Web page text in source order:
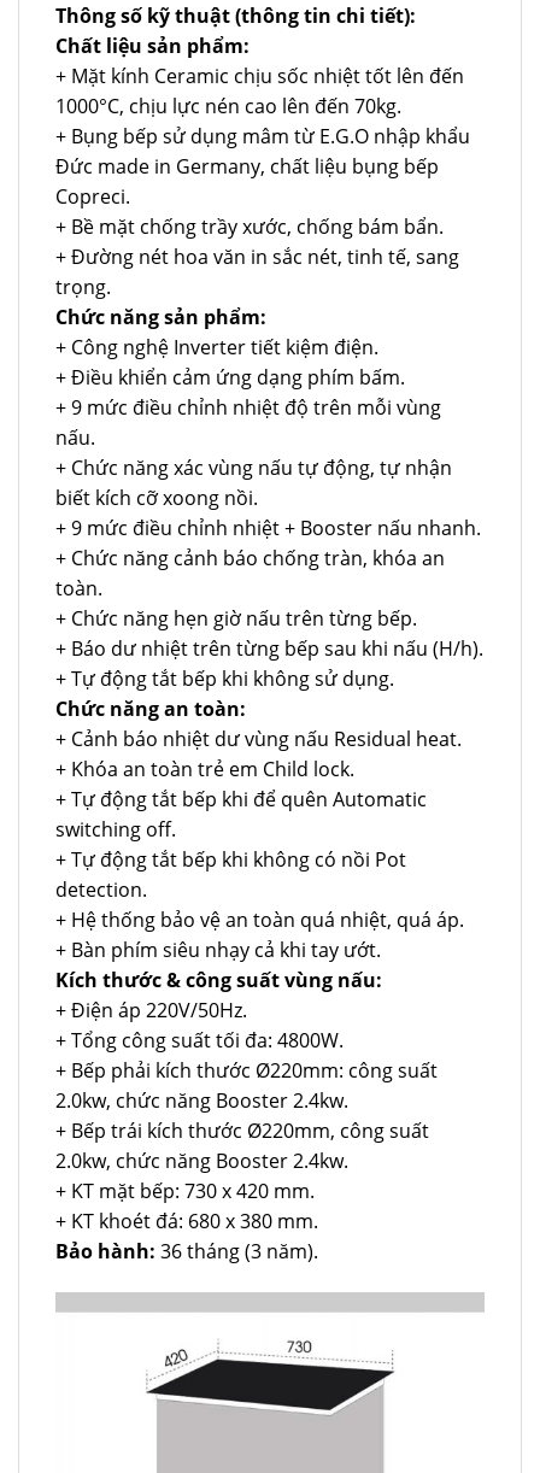
Thông số kỹ thuật (thông tin chi tiết):
Chất liệu sản phẩm:
+ Mặt kính Ceramic chịu sốc nhiệt tốt lên đến
1000°C, chịu lực nén cao lên đến 70kg.
+ Bụng bếp sử dụng mâm từ E.G.O nhập khẩu
Đức made in Germany, chất liệu bụng bếp
Copreci.
+ Bề mặt chống trầy xước, chống bám bẩn.
+ Đường nét hoa văn in sắc nét, tinh tế, sang
trọng.
Chức năng sản phẩm:
+ Công nghệ Inverter tiết kiệm điện.
+ Điều khiển cảm ứng dạng phím bấm.
+ 9 mức điều chỉnh nhiệt độ trên mỗi vùng
nấu.
+ Chức năng xác vùng nấu tự động, tự nhận
biết kích cỡ xoong nồi.
+ 9 mức điều chỉnh nhiệt + Booster nấu nhanh.
+ Chức năng cảnh báo chống tràn, khóa an
toàn.
+ Chức năng hẹn giờ nấu trên từng bếp.
+ Báo dư nhiệt trên từng bếp sau khi nấu (H/h).
+ Tự động tắt bếp khi không sử dụng.
Chức năng an toàn:
+ Cảnh báo nhiệt dư vùng nấu Residual heat.
+ Khóa an toàn trẻ em Child lock.
+ Tự động tắt bếp khi để quên Automatic
switching off.
+ Tự động tắt bếp khi không có nồi Pot
detection.
+ Hệ thống bảo vệ an toàn quá nhiệt, quá áp.
+ Bàn phím siêu nhạy cả khi tay ướt.
Kích thước & công suất vùng nấu:
+ Điện áp 220V/50Hz.
+ Tổng công suất tối đa: 4800W.
+ Bếp phải kích thước Ø220mm: công suất
2.0kw, chức năng Booster 2.4kw.
+ Bếp trái kích thước Ø220mm, công suất
2.0kw, chức năng Booster 2.4kw.
+ KT mặt bếp: 730 x 420 mm.
+ KT khoét đá: 680 x 380 mm.
Bảo hành: 36 tháng (3 năm).